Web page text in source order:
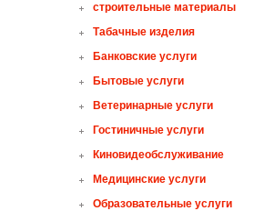
строительные материалы
Табачные изделия
Банковские услуги
Бытовые услуги
Ветеринарные услуги
Гостиничные услуги
Киновидеобслуживание
Mедицинские услуги
Oбразовательные услуги